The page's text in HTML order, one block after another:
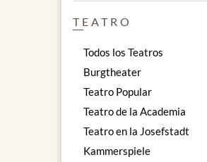
TEATRO
Todos los Teatros
Burgtheater
Teatro Popular
Teatro de la Academia
Teatro en la Josefstadt
Kammerspiele